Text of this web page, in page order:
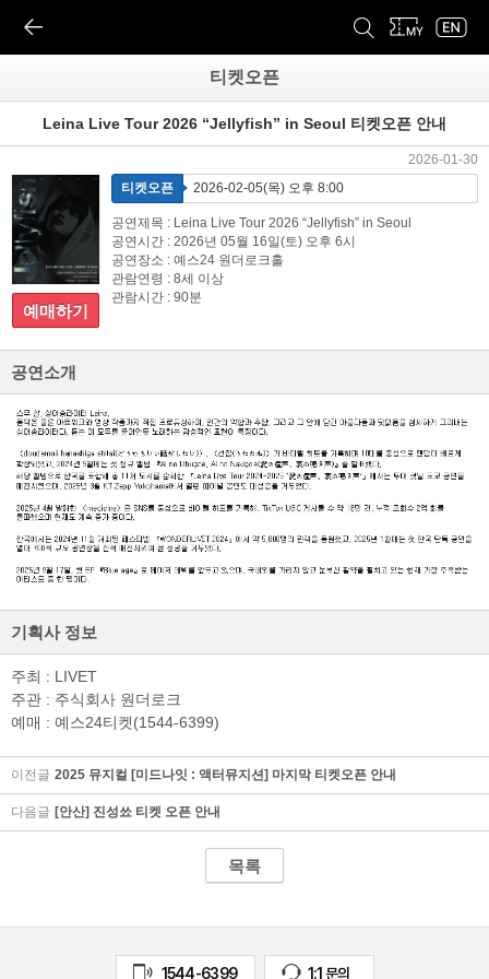
예
티켓오픈
Leina Live Tour 2026 “Jellyfish” in Seoul 티켓오픈 안내
2026-01-30
예매하기
티켓오픈 2026-02-05(목) 오후 8:00
공연제목 : Leina Live Tour 2026 “Jellyfish” in Seoul
공연시간 : 2026년 05월 16일(토) 오후 6시
공연장소 : 예스24 원더로크홀
관람연령 : 8세 이상
관람시간 : 90분
공연소개
기획사 정보
주최 : LIVET
주관 : 주식회사 원더로크
예매 : 예스24티켓(1544-6399)
이전글 2025 뮤지컬 [미드나잇 : 액터뮤지션] 마지막 티켓오픈 안내
다음글 [안산] 진성쑈 티켓 오픈 안내
목록
1544-6399 1:1 문의